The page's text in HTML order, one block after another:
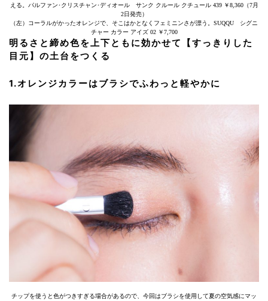
える。パルファン･クリスチャン･ディオール サンク クルール クチュール 439 ￥8,360（7月
2日発売）
（左）コーラルがかったオレンジで、そこはかとなくフェミニンさが漂う。SUQQU シグニ
チャー カラー アイズ 02 ￥7,700
明るさと締め色を上下ともに効かせて【すっきりした
目元】の土台をつくる
1.オレンジカラーはブラシでふわっと軽やかに
チップを使うと色がつきすぎる場合があるので、今回はブラシを使用して夏の空気感にマッ